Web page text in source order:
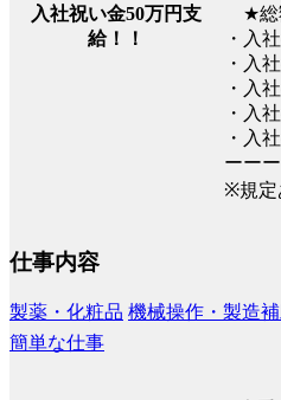
入社祝い金50万円支
給！！
★総
・入
・入
・入
・入
・入
ーー
※規定
仕事内容
製薬・化粧品 機械操作・製造
簡単な仕事